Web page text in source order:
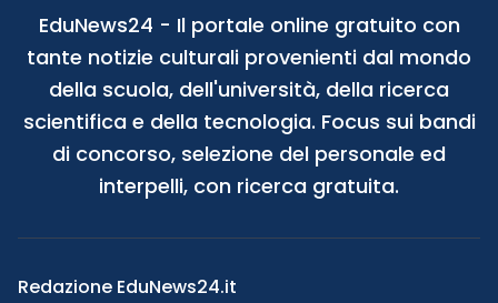
EduNews24 - Il portale online gratuito con
tante notizie culturali provenienti dal mondo
della scuola, dell'università, della ricerca
scientifica e della tecnologia. Focus sui bandi
di concorso, selezione del personale ed
interpelli, con ricerca gratuita.
Redazione EduNews24.it